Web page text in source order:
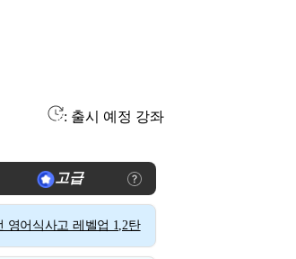
: 출시 예정 강좌
고급
영어식사고 레벨업 1,2탄